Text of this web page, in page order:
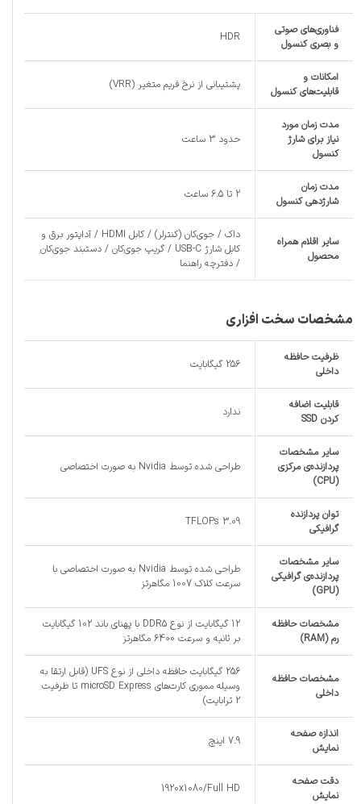
فناوری‌های صوتی
و بصری کنسول
HDR
امکانات و
قابلیت‌های کنسول
پشتیبانی از نرخ فریم متغیر (VRR)
مدت زمان مورد
نیاز برای شارژ
کنسول
حدود 3 ساعت
مدت زمان
شارژدهی کنسول
2 تا 6.5 ساعت
سایر اقلام همراه
محصول
داک / جوی‌کان (کنترلر) / کابل HDMI / آداپتور برق و
کابل شارژ USB-C / گریپ جوی‌کان / دستبند جوی‌کان
/ دفترچه راهنما
مشخصات سخت افزاری
ظرفیت حافظه
داخلی
256 گیگابایت
قابلیت اضافه
کردن SSD
ندارد
سایر مشخصات
پردازنده‌ی مرکزی
(CPU)
طراحی شده توسط Nvidia به صورت اختصاصی
توان پردازنده
گرافیکی
3.09 TFLOPs
سایر مشخصات
پردازنده‌ی گرافیکی
(GPU)
طراحی شده توسط Nvidia به صورت اختصاصی با
سرعت کلاک 1007 مگاهرتز
مشخصات حافظه
رم (RAM)
12 گیگابایت از نوع DDR5 با پهنای باند 102 گیگابایت
بر ثانیه و سرعت 6400 مگاهرتز
مشخصات حافظه
داخلی
256 گیگابایت حافظه داخلی از نوع UFS (قابل ارتقا به
وسیله مموری کارت‌های microSD Express تا ظرفیت
2 ترابایت)
اندازه صفحه
نمایش
7.9 اینچ
دقت صفحه
نمایش
1920x1080/Full HD